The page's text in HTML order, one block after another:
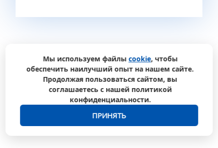
сканирования можно настроить Nginx с
минимальными настройками, либо отправлять
полученные дефекты в систему управления
дефектами, которые поддерживают конекторы к
Dependency Check. Например, Defect Dojo.
Dependency Track
Мы используем файлы cookie, чтобы
обеспечить наилучший опыт на нашем сайте.
Продолжая пользоваться сайтом, вы
соглашаетесь с нашей политикой
конфиденциальности.
ПРИНЯТЬ